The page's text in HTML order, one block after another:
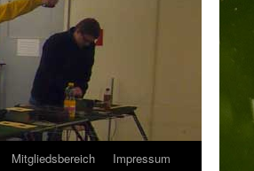
Mitgliedsbereich Impressum